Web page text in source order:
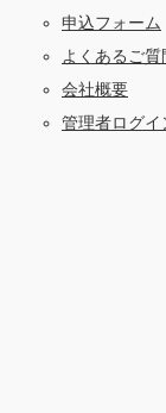
申込フォーム
よくあるご質
会社概要
管理者ログイ